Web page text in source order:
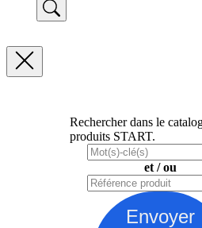
Rechercher dans le
produits START.
et / ou
Envoyer